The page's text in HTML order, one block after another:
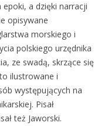
a dzięki narracji
opisywane
morskiego i
polskiego urzędnika
ze swadą, skrzące się
ilustrowane i
występujących na
Pisał
też Jaworski.